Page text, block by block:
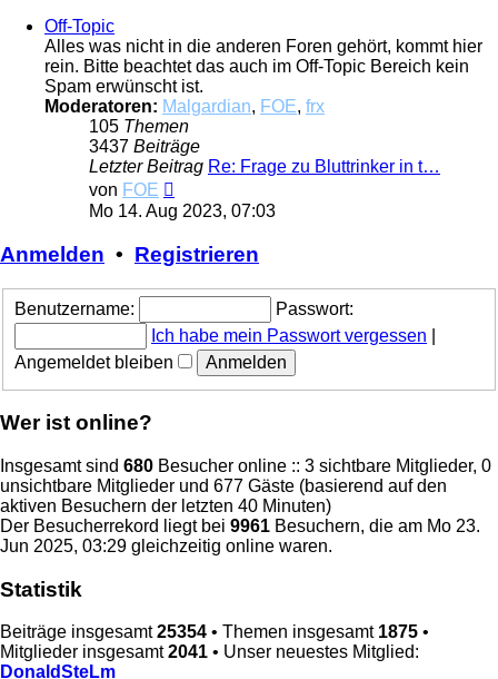
Off-Topic
Alles was nicht in die anderen Foren gehört, kommt hier
rein. Bitte beachtet das auch im Off-Topic Bereich kein
Spam erwünscht ist.
Moderatoren: Malgardian, FOE, frx
105 Themen
3437 Beiträge
Letzter Beitrag Re: Frage zu Bluttrinker in t…
von FOE
Beitrag
Mo 14. Aug 2023, 07:03
Anmelden • Registrieren
Benutzername:
Passwort:
Ich habe mein Passwort vergessen
Angemeldet bleiben
Wer ist online?
Insgesamt sind 680 Besucher online :: 3 sichtbare Mitglieder, 0
unsichtbare Mitglieder und 677 Gäste (basierend auf den
aktiven Besuchern der letzten 40 Minuten)
Der Besucherrekord liegt bei 9961 Besuchern, die am Mo 23.
Jun 2025, 03:29 gleichzeitig online waren.
Statistik
Beiträge insgesamt25354 • Themen insgesamt 1875 •
Mitglieder insgesamt2041 • Unser neuestes Mitglied:
DonaldSteLm